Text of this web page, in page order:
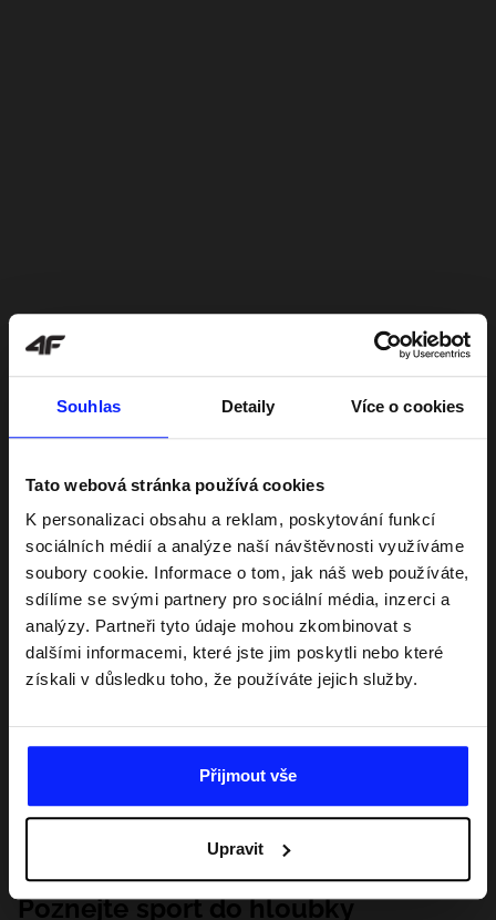
Souhlas Detaily Více o cookies
Tato webová stránka používá cookies
K personalizaci obsahu a reklam, poskytování funkcí
sociálních médií a analýze naší návštěvnosti využíváme
soubory cookie. Informace o tom, jak náš web používáte,
sdílíme se svými partnery pro sociální média, inzerci a
analýzy. Partneři tyto údaje mohou zkombinovat s
dalšími informacemi, které jste jim poskytli nebo které
získali v důsledku toho, že používáte jejich služby.
Přijmout vše
Upravit
Poznejte sport do hloubky